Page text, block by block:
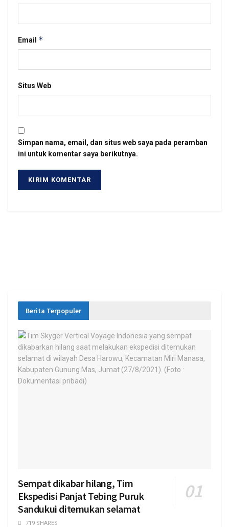
Email *
Situs Web
Simpan nama, email, dan situs web saya pada peramban
ini untuk komentar saya berikutnya.
Berita Terpopuler
Sempat dikabar hilang, Tim
Ekspedisi Panjat Tebing Puruk
Sandukui ditemukan selamat
719 SHARES